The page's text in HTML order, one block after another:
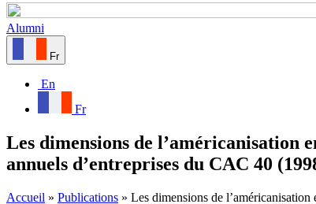
Alumni
Fr
En
Fr
Les dimensions de l’américanisation
annuels d’entreprises du CAC 40
Accueil » Publications » Les dimensions de